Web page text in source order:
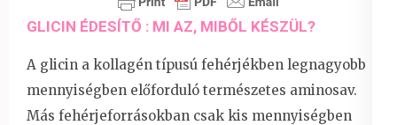
GLICIN ÉDESÍTŐ : MI AZ, MIBŐL KÉSZÜL?
A glicin a kollagén típusú fehérjékben legnagyobb
mennyiségben előforduló természetes aminosav.
Más fehérjeforrásokban csak kis mennyiségben